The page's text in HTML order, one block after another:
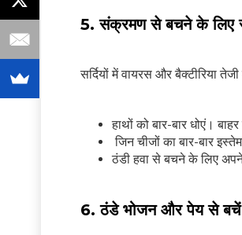
5. संक्रमण से बचने के लिए
सर्दियों में वायरस और बैक्टीरिया
हाथों को बार-बार धोएं।
जिन चीजों का बार-बार
ठंडी हवा से बचने के लिए
6. ठंडे भोजन और पेय से बचें